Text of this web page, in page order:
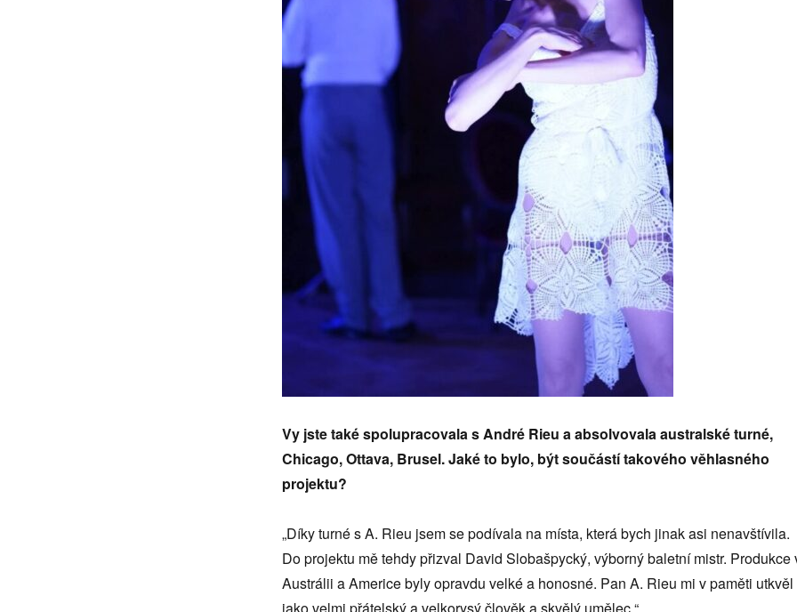
Vy jste také spolupracovala s André Rieu a absolvovala australské turné,
Chicago, Ottava, Brusel. Jaké to bylo, být součástí takového věhlasného
projektu?
„Díky turné s A. Rieu jsem se podívala na místa, která bych jinak asi nenavštívila.
Do projektu mě tehdy přizval David Slobašpycký, výborný baletní mistr. Produkce
Austrálii a Americe byly opravdu velké a honosné. Pan A. Rieu mi v paměti utkvěl